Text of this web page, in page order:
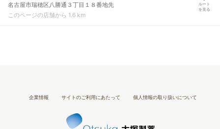
名古屋市瑞穂区八勝通３丁目１８番地先
このページの店舗から 1.6 km
ルート
を見る
企業情報 サイトのご利用にあたって 個人情報の取り扱いについて